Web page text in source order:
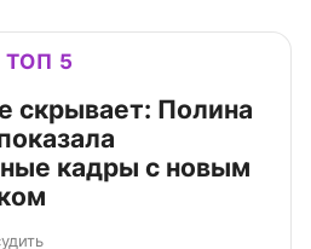
ТОП 5
скрывает: Полина
кадры с новым